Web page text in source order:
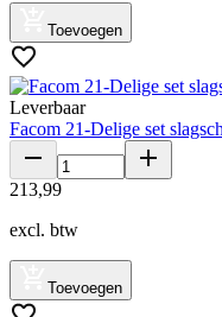
Toevoegen
Leverbaar
Facom 21-Delige set
213,99
excl. btw
Toevoegen